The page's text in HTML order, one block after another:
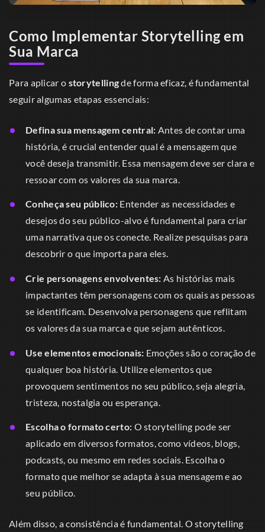
Como Implementar Storytelling em
Sua Marca
Para aplicar o storytellingde forma eficaz, é fundamental
seguir algumas etapas essenciais:
Defina sua mensagem central: Antes de contar uma
história, é crucial entender qual é a mensagem que
você deseja transmitir. Essa mensagem deve ser clara e
ressoar com os valores da sua marca.
Conheça seu público: Entender as necessidades e
desejos do seu público-alvo é fundamental para criar
uma narrativa que os conecte. Realize pesquisas para
descobrir o que importa para eles.
Crie personagens envolventes: As histórias mais
impactantes têm personagens com os quais as pessoas
se identificam. Desenvolva personagens que reflitam
os valores da sua marca e que sejam autênticos.
Use elementos emocionais: Emoções são o coração de
qualquer boa história. Utilize elementos que
provoquem sentimentos no seu público, seja alegria,
tristeza, nostalgia ou esperança.
Escolha o formato certo: O storytelling pode ser
aplicado em diversos formatos, como vídeos, blogs,
podcasts, ou mesmo em redes sociais. Escolha o
formato que melhor se adapta à sua mensagem e ao
seu público.
Além disso, a consistência é fundamental. O storytelling